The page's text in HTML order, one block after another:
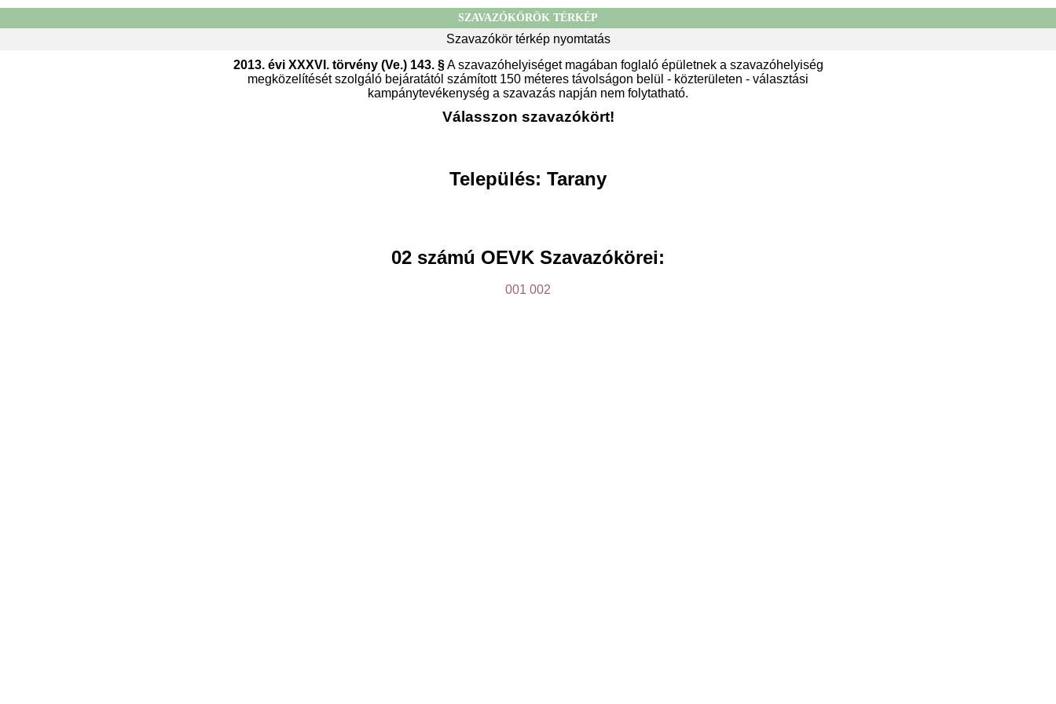
SZAVAZÓKÖRÖK TÉRKÉP
Szavazókör térkép nyomtatás
2013. évi XXXVI. törvény (Ve.) 143. §A szavazóhelyiséget magában foglaló épületnek a szavazóhelyiség
megközelítését szolgáló bejáratától számított 150 méteres távolságon belül - közterületen - választási
kampánytevékenység a szavazás napján nem folytatható.
Válasszon szavazókört!
Település: Tarany
02 számú OEVK Szavazókörei:
001 002